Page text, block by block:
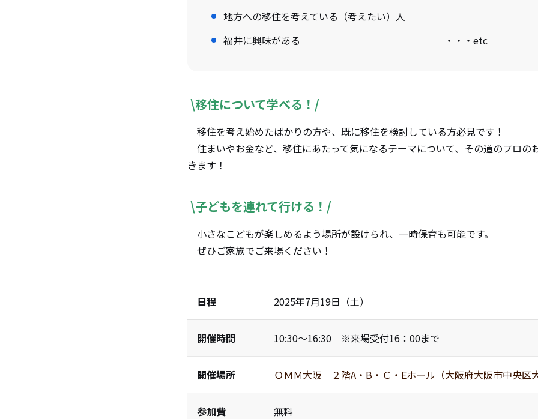
地方への移住を考えている（考えたい）人
福井に興味がある ・・・etc
\移住について学べる！/
移住を考え始めたばかりの方や、既に移住を検討している方必見です！
住まいやお金など、移住にあたって気になるテーマについて、その道のプロの
きます！
\子どもを連れて行ける！/
小さなこどもが楽しめるよう場所が設けられ、一時保育も可能です。
ぜひご家族でご来場ください！
日程 2025年7月19日（土）
開催時間 10:30～16:30 ※来場受付16：00まで
開催場所 ＯＭＭ大阪 ２階A・B・Ｃ・Eホール（大阪府大阪市中央区
参加費 無料